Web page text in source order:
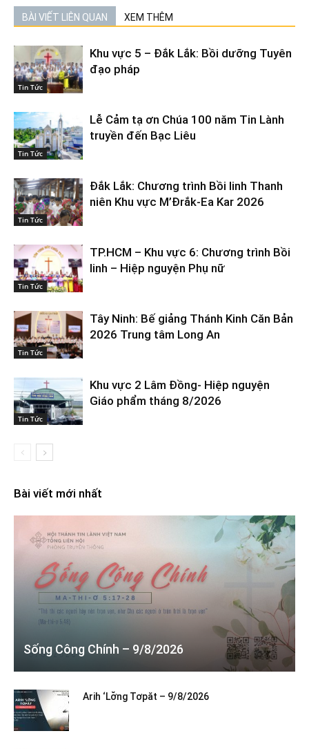
BÀI VIẾT LIÊN QUAN XEM THÊM
Tin Tức
Khu vực 5 – Đắk Lắk: Bồi dưỡng Tuyên
đạo pháp
Tin Tức
Lễ Cảm tạ ơn Chúa 100 năm Tin Lành
truyền đến Bạc Liêu
Tin Tức
Đắk Lắk: Chương trình Bồi linh Thanh
niên Khu vực M’Đrắk-Ea Kar 2026
Tin Tức
TP.HCM – Khu vực 6: Chương trình Bồi
linh – Hiệp nguyện Phụ nữ
Tin Tức
Tây Ninh: Bế giảng Thánh Kinh Căn Bản
2026 Trung tâm Long An
Tin Tức
Khu vực 2 Lâm Đồng- Hiệp nguyện
Giáo phẩm tháng 8/2026
Bài viết mới nhất
Sống Công Chính – 9/8/2026
Arih ‘Lơ̆ng Tơpăt – 9/8/2026